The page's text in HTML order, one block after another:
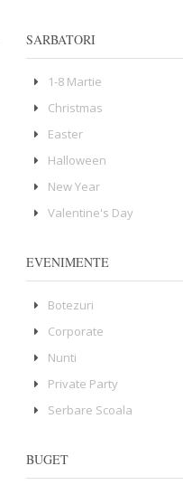
SARBATORI
1-8 Martie
Christmas
Easter
Halloween
New Year
Valentine's Day
EVENIMENTE
Botezuri
Corporate
Nunti
Private Party
Serbare Scoala
BUGET